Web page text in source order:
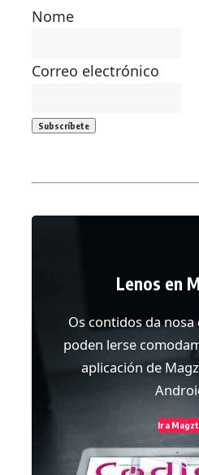
Nome
Correo electrónico
Lenos en
Os contidos da
poden lerse
aplicación de
Ir a